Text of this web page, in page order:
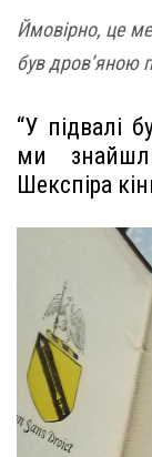
Ймовірно, це
був дров’яною
“У підвалі
ми
Шекспіра